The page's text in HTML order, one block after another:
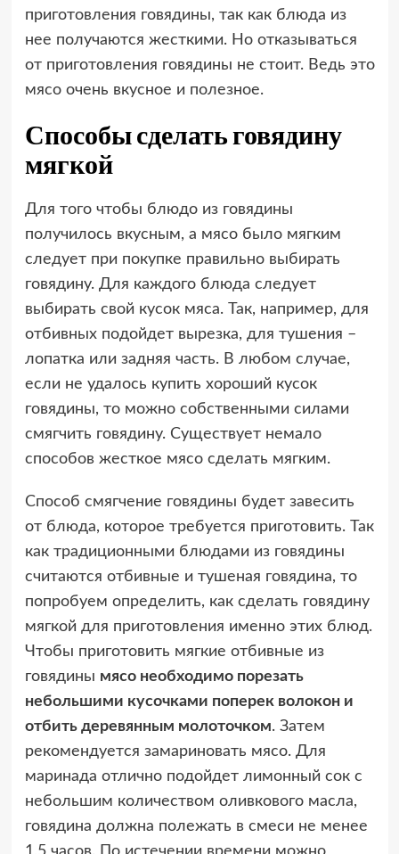
приготовления говядины, так как блюда из
нее получаются жесткими. Но отказываться
от приготовления говядины не стоит. Ведь это
мясо очень вкусное и полезное.
Способы сделать говядину
мягкой
Для того чтобы блюдо из говядины
получилось вкусным, а мясо было мягким
следует при покупке правильно выбирать
говядину. Для каждого блюда следует
выбирать свой кусок мяса. Так, например, для
отбивных подойдет вырезка, для тушения –
лопатка или задняя часть. В любом случае,
если не удалось купить хороший кусок
говядины, то можно собственными силами
смягчить говядину. Существует немало
способов жесткое мясо сделать мягким.
Способ смягчение говядины будет завесить
от блюда, которое требуется приготовить. Так
как традиционными блюдами из говядины
считаются отбивные и тушеная говядина, то
попробуем определить, как сделать говядину
мягкой для приготовления именно этих блюд.
Чтобы приготовить мягкие отбивные из
говядины мясо необходимо порезать
небольшими кусочками поперек волокон и
отбить деревянным молоточком. Затем
рекомендуется замариновать мясо. Для
маринада отлично подойдет лимонный сок с
небольшим количеством оливкового масла,
говядина должна полежать в смеси не менее